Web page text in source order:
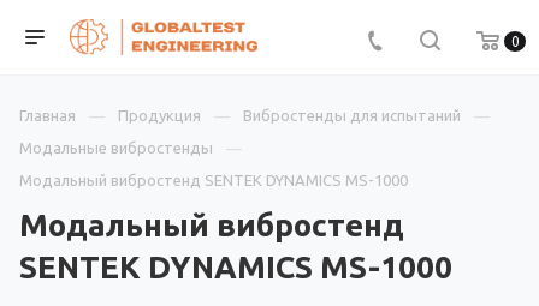
0
Главная Продукция
Вибростенды для испытаний
Модальные вибростенды
Модальный вибростенд SENTEK DYNAMICS MS-1000
Модальный вибростенд
SENTEK DYNAMICS MS-1000